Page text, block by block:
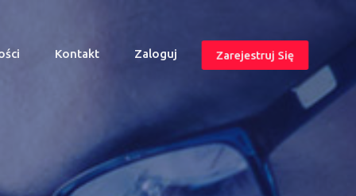
Kontakt Zaloguj Zarejestruj Się